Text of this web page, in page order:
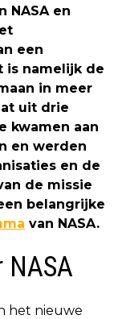
NASA en
een
is namelijk de
in meer
uit drie
kwamen aan
en werden
en de
de missie
belangrijke
van NASA.
het nieuwe